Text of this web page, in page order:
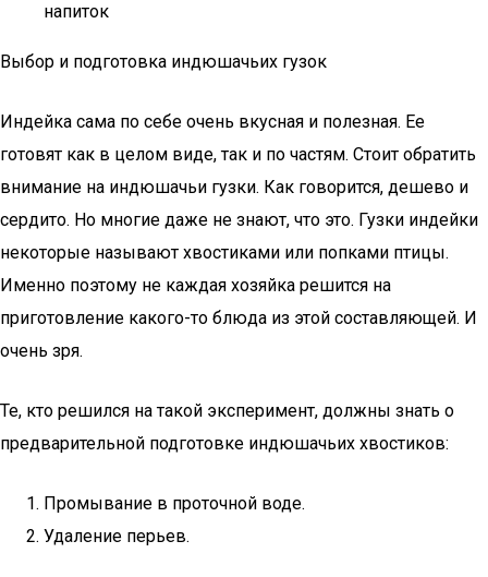
напиток
Выбор и подготовка индюшачьих гузок
Индейка сама по себе очень вкусная и полезная. Ее
готовят как в целом виде, так и по частям. Стоит обратить
внимание на индюшачьи гузки. Как говорится, дешево и
сердито. Но многие даже не знают, что это. Гузки индейки
некоторые называют хвостиками или попками птицы.
Именно поэтому не каждая хозяйка решится на
приготовление какого-то блюда из этой составляющей. И
очень зря.
Те, кто решился на такой эксперимент, должны знать о
предварительной подготовке индюшачьих хвостиков:
Промывание в проточной воде.
Удаление перьев.